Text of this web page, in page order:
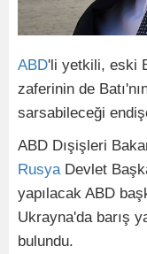
ABD'li yetkili, eski
zaferinin de
sarsabileceği
ABD Dışişleri
RusyaDevlet
yapılacak ABD
Ukrayna'da barış
bulundu.